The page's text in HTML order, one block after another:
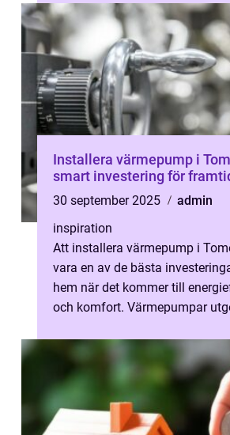
Installera värmepump i
smart investering för
30 september 2025
admin
inspiration
Att installera värmepump i
vara en av de bästa
hem när det kommer till
och komfort. Värmepumpar